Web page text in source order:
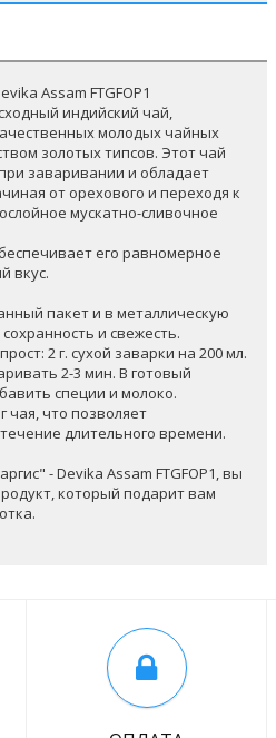
Assam FTGFOP1
индийский чай,
молодых чайных
золотых типсов. Этот чай
заваривании и обладает
от орехового и переходя к
мускатно-сливочное
его равномерное
вкус.
пакет и в металлическую
и свежесть.
2 г. сухой заварки на 200 мл.
2-3 мин. В готовый
специи и молоко.
чая, что позволяет
длительного времени.
- Devika Assam FTGFOP1, вы
который подарит вам